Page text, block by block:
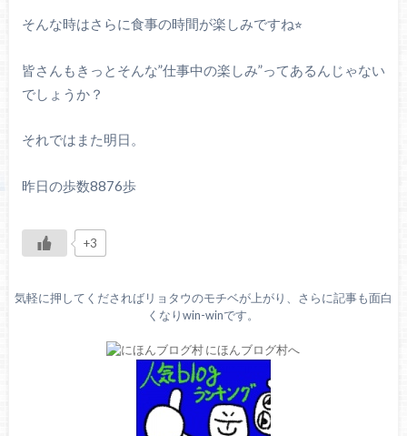
そんな時はさらに食事の時間が楽しみですね⭐︎
皆さんもきっとそんな”仕事中の楽しみ”ってあるんじゃない
でしょうか？
それではまた明日。
昨日の歩数8876歩
+3
気軽に押してくださればリョタウのモチベが上がり、さらに記事も面白
くなりwin-winです。